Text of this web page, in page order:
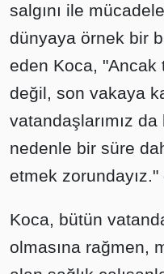
salgını ile
dünyaya örnek bir
eden Koca,
değil, son vakaya
vatandaşlarımız
nedenle bir süre
etmek zorundayız."
Koca, bütün
olmasına rağmen,